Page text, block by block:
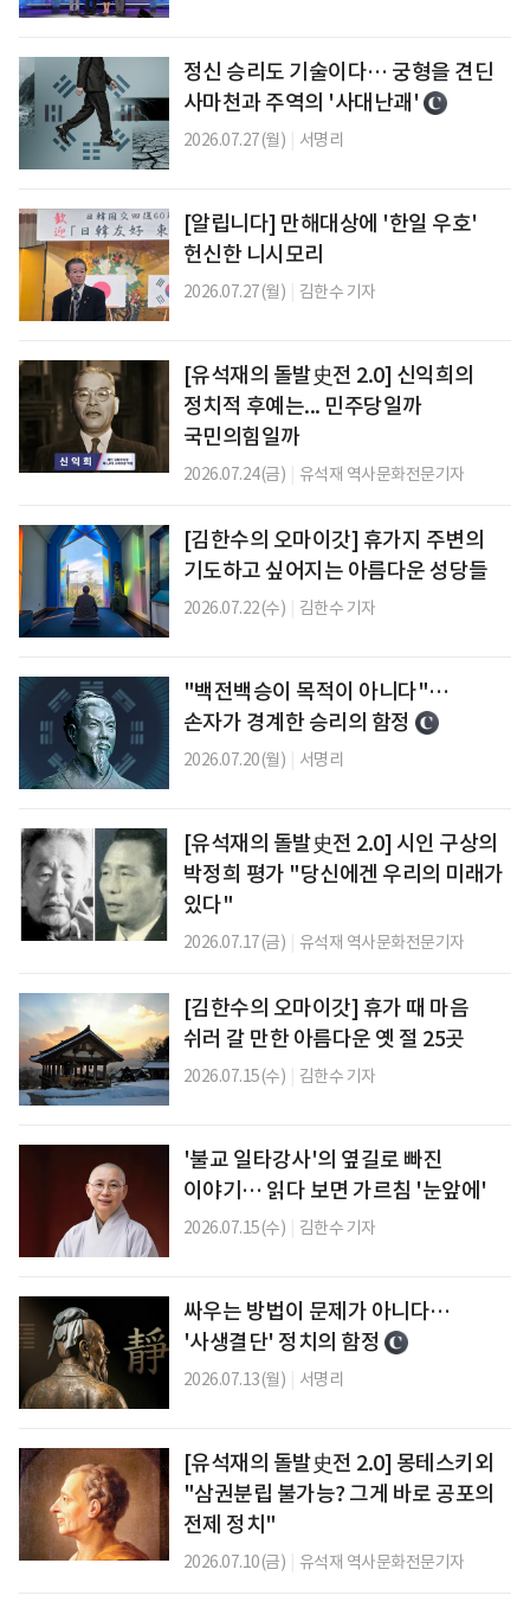
정신 승리도 기술이다… 궁형을 견딘
사마천과 주역의 '사대난괘'
2026.07.27(월) 서명리
[알립니다] 만해대상에 '한일 우호'
헌신한 니시모리
2026.07.27(월) 김한수 기자
[유석재의 돌발史전 2.0] 신익희의
정치적 후예는... 민주당일까
국민의힘일까
2026.07.24(금) 유석재 역사문화전문기자
[김한수의 오마이갓] 휴가지 주변의
기도하고 싶어지는 아름다운 성당들
2026.07.22(수) 김한수 기자
"백전백승이 목적이 아니다"…
손자가 경계한 승리의 함정
2026.07.20(월) 서명리
[유석재의 돌발史전 2.0] 시인 구상의
박정희 평가 "당신에겐 우리의 미래가
있다"
2026.07.17(금) 유석재 역사문화전문기자
[김한수의 오마이갓] 휴가 때 마음
쉬러 갈 만한 아름다운 옛 절 25곳
2026.07.15(수) 김한수 기자
'불교 일타강사'의 옆길로 빠진
이야기… 읽다 보면 가르침 '눈앞에'
2026.07.15(수) 김한수 기자
싸우는 방법이 문제가 아니다…
'사생결단' 정치의 함정
2026.07.13(월) 서명리
[유석재의 돌발史전 2.0] 몽테스키외
"삼권분립 불가능? 그게 바로 공포의
전제 정치"
2026.07.10(금) 유석재 역사문화전문기자